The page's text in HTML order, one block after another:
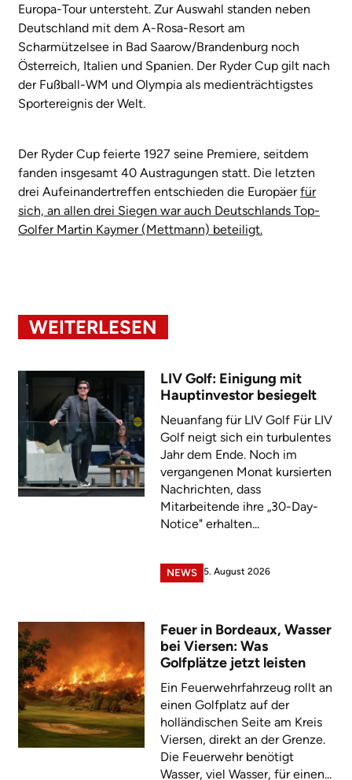
Europa-Tour untersteht. Zur Auswahl standen neben
Deutschland mit dem A-Rosa-Resort am
Scharmützelsee in Bad Saarow/Brandenburg noch
Österreich, Italien und Spanien. Der Ryder Cup gilt nach
der Fußball-WM und Olympia als medienträchtigstes
Sportereignis der Welt.
Der Ryder Cup feierte 1927 seine Premiere, seitdem
fanden insgesamt 40 Austragungen statt. Die letzten
drei Aufeinandertreffen entschieden die Europäerfür
sich, an allen drei Siegen war auch Deutschlands Top-
Golfer Martin Kaymer (Mettmann) beteiligt.
WEITERLESEN
LIV Golf: Einigung mit
Hauptinvestor besiegelt
Neuanfang für LIV Golf Für LIV
Golf neigt sich ein turbulentes
Jahr dem Ende. Noch im
vergangenen Monat kursierten
Nachrichten, dass
Mitarbeitende ihre „30-Day-
Notice" erhalten...
NEWS 5. August 2026
Feuer in Bordeaux, Wasser
bei Viersen: Was
Golfplätze jetzt leisten
Ein Feuerwehrfahrzeug rollt an
einen Golfplatz auf der
holländischen Seite am Kreis
Viersen, direkt an der Grenze.
Die Feuerwehr benötigt
Wasser, viel Wasser, für einen...